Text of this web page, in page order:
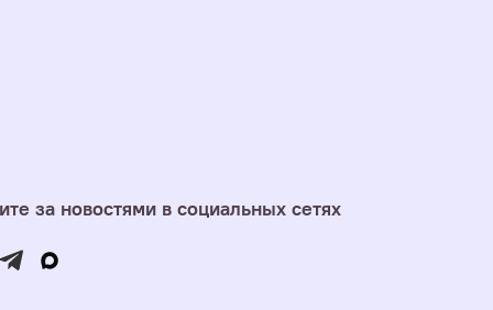
за новостями в социальных сетях